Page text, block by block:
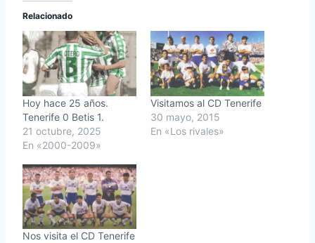
Relacionado
Hoy hace 25 años.
Tenerife 0 Betis 1.
21 octubre, 2025
En «2000-2009»
Visitamos al CD Tenerife
30 mayo, 2015
En «Los rivales»
Nos visita el CD Tenerife